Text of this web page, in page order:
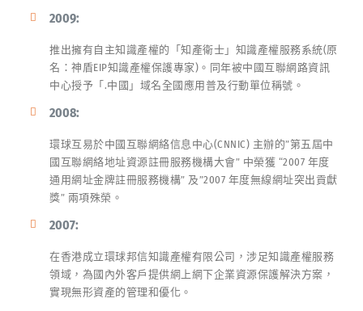
2009:
推出擁有自主知識產權的「知產衛士」知識產權服務系統(原
名：神盾EIP知識產權保護專家)。同年被中國互聯網路資訊
中心授予「.中國」域名全國應用普及行動單位稱號。
2008:
環球互易於中國互聯網絡信息中心(CNNIC) 主辦的”第五屆中
國互聯網絡地址資源註冊服務機構大會” 中榮獲 “2007 年度
通用網址金牌註冊服務機構” 及”2007 年度無線網址突出貢獻
獎” 兩項殊榮。
2007:
在香港成立環球邦信知識產權有限公司，涉足知識產權服務
領域，為國內外客戶提供網上網下企業資源保護解決方案，
實現無形資產的管理和優化。